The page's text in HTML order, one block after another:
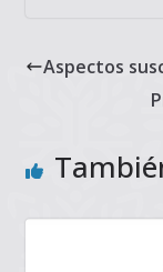
Aspectos